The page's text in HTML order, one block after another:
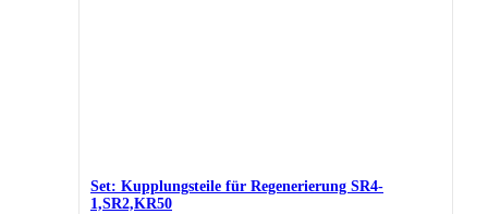
Set: Kupplungsteile für Regenerierung SR4-
1,SR2,KR50